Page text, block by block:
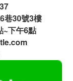
巷30號3樓
~下午6點